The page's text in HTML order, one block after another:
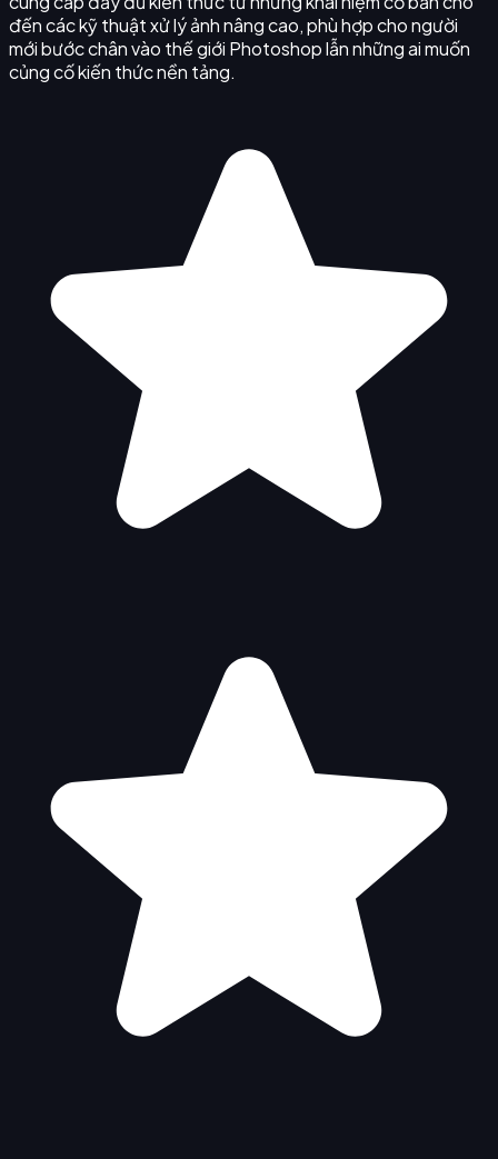
đến các kỹ thuật xử lý ảnh nâng cao, phù hợp cho người
mới bước chân vào thế giới Photoshop lẫn những ai muốn
củng cố kiến thức nền tảng.